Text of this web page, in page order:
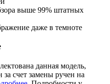
выше 99% штатных
даже в темноте
данная модель,
счет замены ручен на